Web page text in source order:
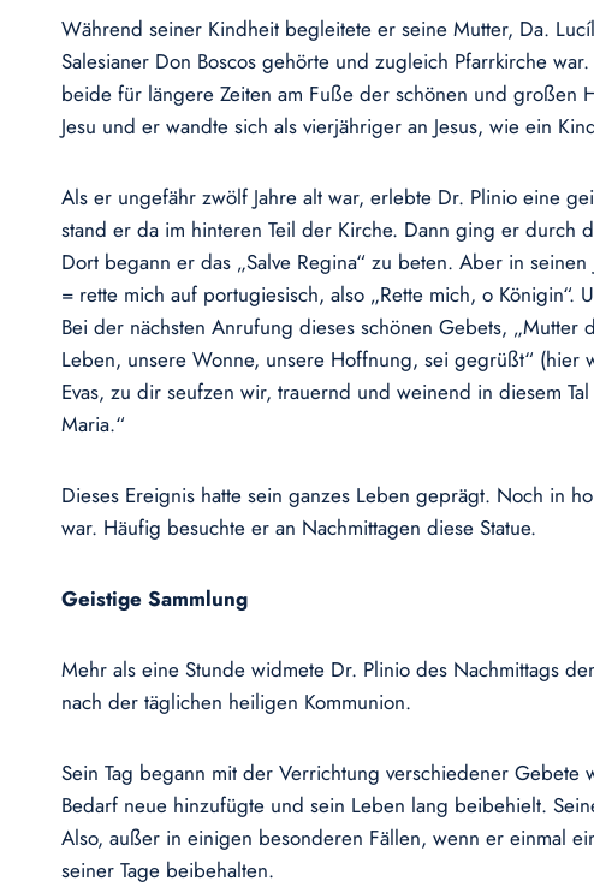
Während seiner Kindheit begleitete er seine Mutter, Da.
Salesianer Don Boscos gehörte und zugleich Pfarrkirche
beide für längere Zeiten am Fuße der schönen und großen
Jesu und er wandte sich als vierjähriger an Jesus, wie ein
Als er ungefähr zwölf Jahre alt war, erlebte Dr. Plinio eine
stand er da im hinteren Teil der Kirche. Dann ging er durch
Dort begann er das „Salve Regina“ zu beten. Aber in
= rette mich auf portugiesisch, also „Rette mich, o
Bei der nächsten Anrufung dieses schönen Gebets,
Leben, unsere Wonne, unsere Hoffnung, sei gegrüßt“ (hier
Evas, zu dir seufzen wir, trauernd und weinend in diesem
Maria.“
Dieses Ereignis hatte sein ganzes Leben geprägt. Noch in
war. Häufig besuchte er an Nachmittagen diese Statue.
Geistige Sammlung
Mehr als eine Stunde widmete Dr. Plinio des Nachmittags
nach der täglichen heiligen Kommunion.
Sein Tag begann mit der Verrichtung verschiedener
Bedarf neue hinzufügte und sein Leben lang beibehielt.
Also, außer in einigen besonderen Fällen, wenn er einmal
seiner Tage beibehalten.